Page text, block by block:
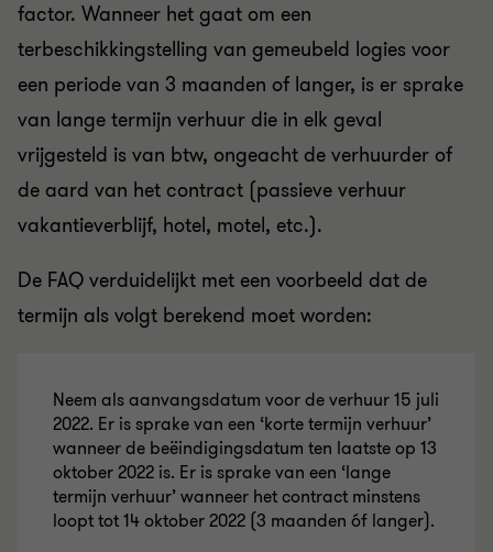
factor. Wanneer het gaat om een
terbeschikkingstelling van gemeubeld logies voor
een periode van 3 maanden of langer, is er sprake
van lange termijn verhuur die in elk geval
vrijgesteld is van btw, ongeacht de verhuurder of
de aard van het contract (passieve verhuur
vakantieverblijf, hotel, motel, etc.).
De FAQ verduidelijkt met een voorbeeld dat de
termijn als volgt berekend moet worden:
Neem alsaanvangsdatum voor deverhuur 15 juli
2022. Er is sprake van een ‘korte termijn verhuur’
wanneerde beëindigingsdatum ten laatste op 13
oktober 2022 is. Er is sprake van een ‘lange
termijn verhuur’ wanneer het contract minstens
loopt tot 14 oktober 2022 (3 maanden óf langer).